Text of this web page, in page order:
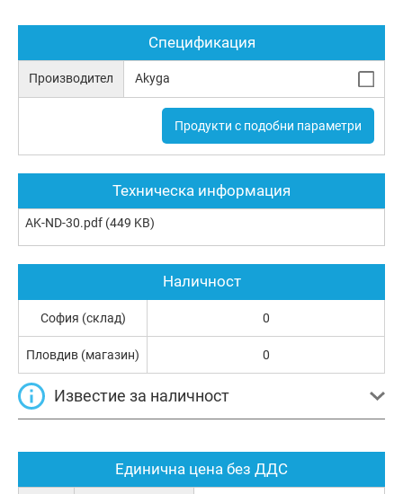
Спецификация
Производител Akyga
Продукти с подобни параметри
Техническа информация
AK-ND-30.pdf (449 KB)
Единична цена без ДДС
Наличност
София (склад) 0
Пловдив (магазин) 0
Известие за наличност